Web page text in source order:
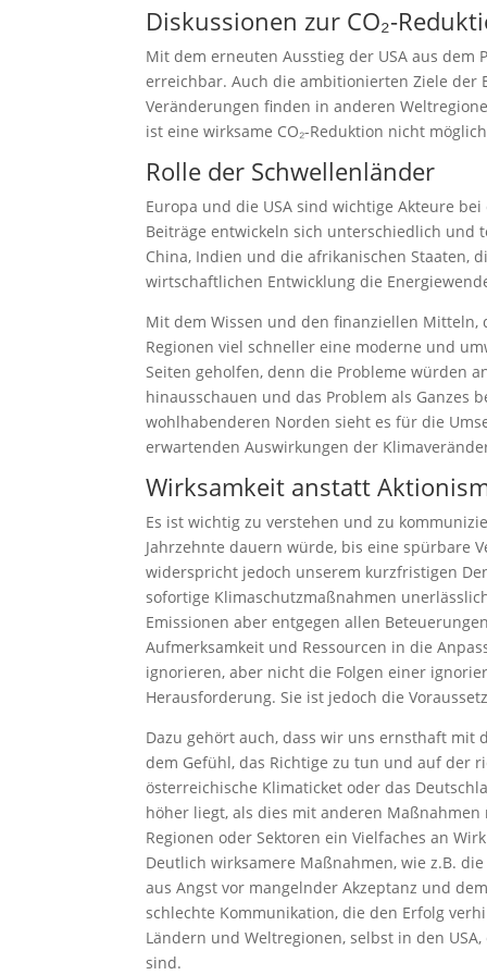
Diskussionen zur CO₂-
Mit dem erneuten Ausstieg der USA aus dem
erreichbar. Auch die ambitionierten Ziele der
Veränderungen finden in anderen
ist eine wirksame CO₂-Reduktion nicht
Rolle der Schwellenländer
Europa und die USA sind wichtige Akteure
Beiträge entwickeln sich unterschiedlich und
China, Indien und die afrikanischen Staaten,
wirtschaftlichen Entwicklung die
Mit dem Wissen und den finanziellen
Regionen viel schneller eine moderne und
Seiten geholfen, denn die Probleme würden
hinausschauen und das Problem als Ganzes
wohlhabenderen Norden sieht es für die
erwartenden Auswirkungen der
Wirksamkeit anstatt
Es ist wichtig zu verstehen und zu
Jahrzehnte dauern würde, bis eine spürbare
widerspricht jedoch unserem kurzfristigen
sofortige Klimaschutzmaßnahmen
Emissionen aber entgegen allen
Aufmerksamkeit und Ressourcen in die
ignorieren, aber nicht die Folgen einer
Herausforderung. Sie ist jedoch die
Dazu gehört auch, dass wir uns ernsthaft
dem Gefühl, das Richtige zu tun und auf der
österreichische Klimaticket oder das
höher liegt, als dies mit anderen
Regionen oder Sektoren ein Vielfaches an
Deutlich wirksamere Maßnahmen, wie z.B.
aus Angst vor mangelnder Akzeptanz und
schlechte Kommunikation, die den Erfolg
Ländern und Weltregionen, selbst in den
sind.